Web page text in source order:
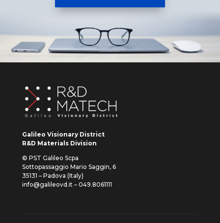
Galileo Visionary District
R&D Materials Division
© PST Galileo Scpa
Sottopassaggio Mario Saggin, 6
35131 – Padova (Italy)
info@galileovd.it – 049.8061111